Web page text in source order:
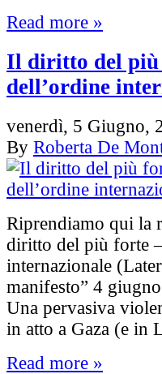
Read more »
Il diritto del più
dell’ordine
venerdì, 5 Giugno,
By Roberta De
Riprendiamo qui la
diritto del più forte
internazionale
manifesto” 4
Una pervasiva
in atto a Gaza (e in
Read more »